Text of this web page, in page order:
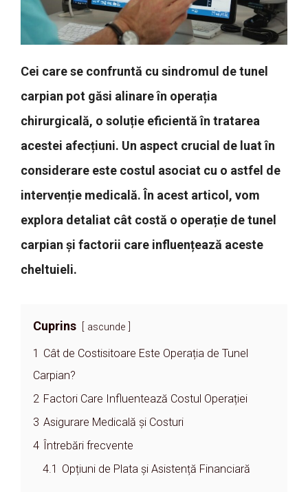
Cei care se confruntă cu sindromul de tunel
carpian pot găsi alinare în operația
chirurgicală, o soluție eficientă în tratarea
acestei afecțiuni. Un aspect crucial de luat în
considerare este costul asociat cu o astfel de
intervenție medicală. În acest articol, vom
explora detaliat cât costă o operație de tunel
carpian și factorii care influențează aceste
cheltuieli.
Cuprins ascunde
1 Cât de Costisitoare Este Operația de Tunel
Carpian?
2 Factori Care Influentează Costul Operației
3 Asigurare Medicală și Costuri
4
Întrebări frecvente
4.1 Opțiuni de Plata și Asistență Financiară